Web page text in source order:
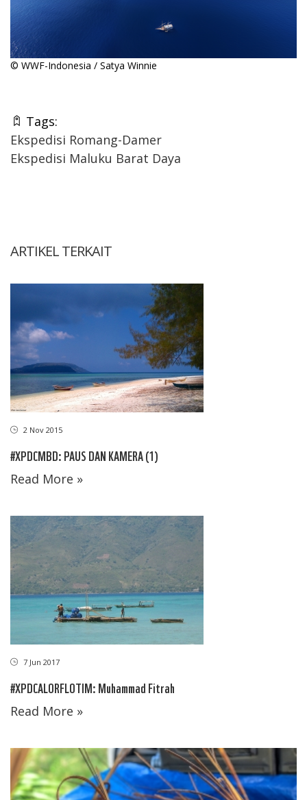
© WWF-Indonesia / Satya Winnie
Tags:
Ekspedisi Romang-Damer
Ekspedisi Maluku Barat Daya
ARTIKEL TERKAIT
2 Nov 2015
#XPDCMBD: PAUS DAN KAMERA (1)
Read More »
7 Jun 2017
#XPDCALORFLOTIM: Muhammad Fitrah
Read More »